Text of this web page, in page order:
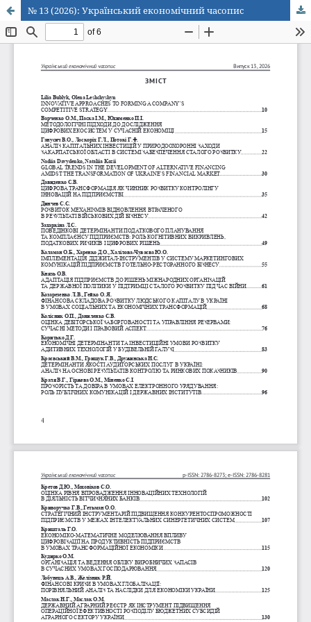
№ 13 (2026): Український економічний часопис